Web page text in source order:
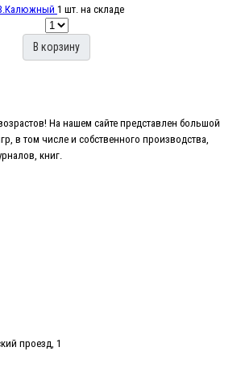
1 шт. на складе
В корзину
На нашем сайте представлен большой
в том числе и собственного производства,
книг.
проезд, 1